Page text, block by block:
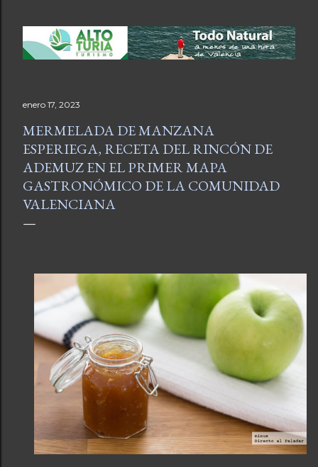
enero 17, 2023
MERMELADA DE MANZANA
ESPERIEGA, RECETA DEL RINCÓN DE
ADEMUZ EN EL PRIMER MAPA
GASTRONÓMICO DE LA COMUNIDAD
VALENCIANA